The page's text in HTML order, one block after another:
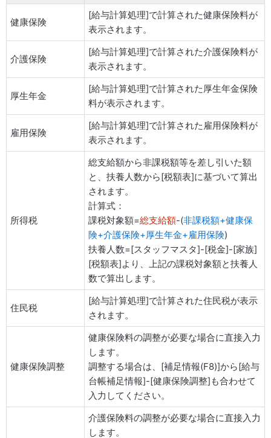
健康保険
[給与計算処理]で計算された健康保険料が
表示されます。
介護保険
[給与計算処理]で計算された介護保険料が
表示されます。
厚生年金
[給与計算処理]で計算された厚生年金保険
料が表示されます。
雇用保険
[給与計算処理]で計算された雇用保険料が
表示されます。
所得税
総支給額から非課税額等を差し引いた額
と、扶養人数から[税額表]に基づいて算出
されます。
計算式：
課税対象額=総支給額-(非課税額+健康保
険+介護保険+厚生年金+雇用保険)
扶養人数=[スタッフマスタ]-[税金]-[家族]
[税額表]より、上記の課税対象額と扶養人
数で算出します。
住民税
[給与計算処理]で計算された住民税が表示
されます。
健康保険調整
健康保険料の調整が必要な場合に直接入力
します。
調整する場合は、[補足情報(F8)]から[給与
台帳補足情報]-[健康保険調整]も合わせて
入力してください。
介護保険料の調整が必要な場合に直接入力
します。